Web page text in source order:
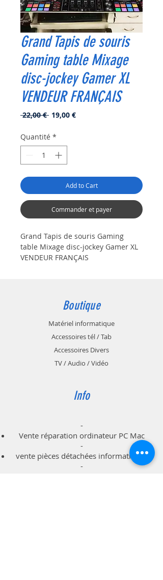
Grand Tapis de souris
Gaming table Mixage
disc-jockey Gamer XL
VENDEUR FRANÇAIS
22,00 € Prix
19,00 €Prix
Quantité *
Add to Cart
Commander et payer
Grand Tapis de souris Gaming
table Mixage disc-jockey Gamer XL
VENDEUR FRANÇAIS
Boutique
Matériel informatique
Accessoires tél / Tab
Accessoires Divers
TV / Audio / Vidéo
Info
-
Vente réparation ordinateur PC Mac
-
vente pièces détachées informatiques
-